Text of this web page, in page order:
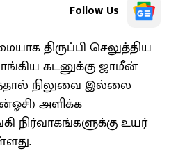
Follow Us
திருப்பி செலுத்திய
கடனுக்கு ஜாமீன்
நிலுவை இல்லை
அளிக்க
நிர்வாகங்களுக்கு உயர்